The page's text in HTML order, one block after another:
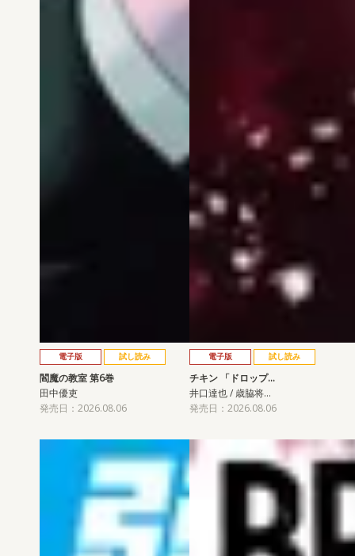
電子版 試し読み
閻魔の教室 第6巻
田中優吏
発売日：2026.08.06
電子版 試し読み
チキン 「ドロップ…
井口達也 / 歳脇将…
発売日：2026.08.06